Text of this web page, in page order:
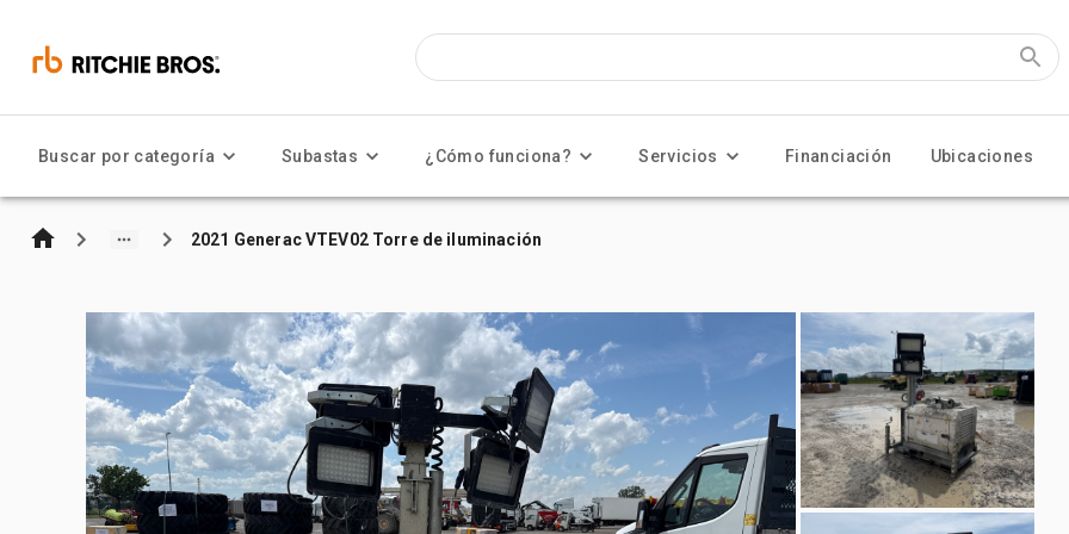
Buscar por categoría Subastas ¿Cómo funciona? Servicios Financiación Ubicaciones
2021 Generac VTEV02 Torre de iluminación